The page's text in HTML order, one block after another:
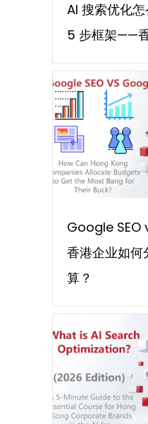
AI 搜索优化
5 步框架——
Google SEO
香港企业如何
算？